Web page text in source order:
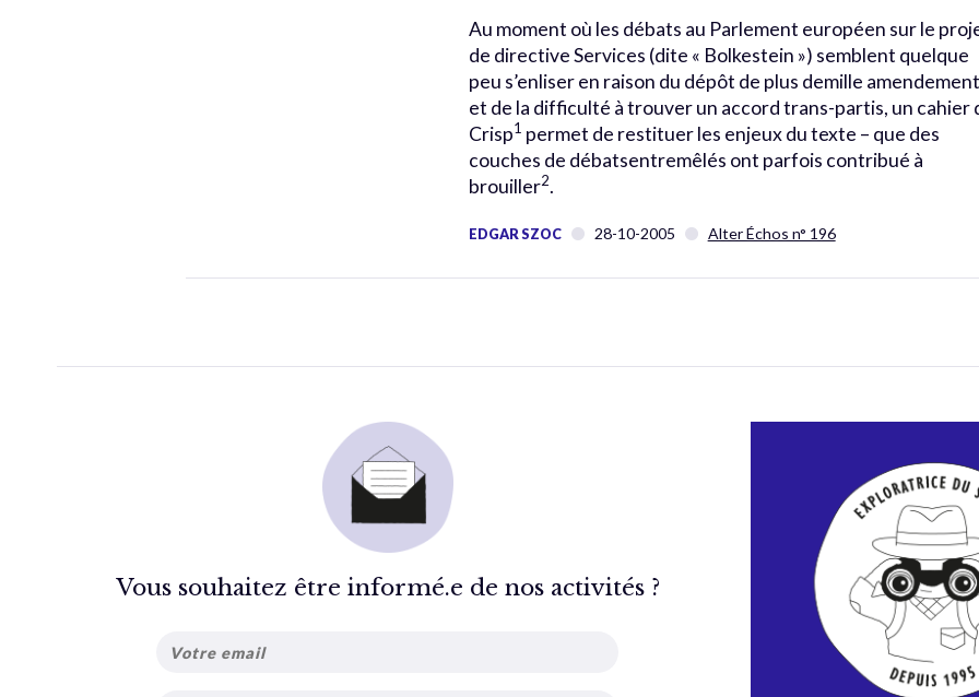
Au moment où les débats au Parlement européen sur le
de directive Services (dite « Bolkestein ») semblent quelque
peu s’enliser en raison du dépôt de plus demille
et de la difficulté à trouver un accord trans-partis, un cahier
Crisp1 permet de restituer les enjeux du texte – que des
couches de débatsentremêlés ont parfois contribué à
brouiller2.
EDGAR SZOC 28-10-2005 Alter Échos n° 196
Vous souhaitez être informé.e de nos activités ?